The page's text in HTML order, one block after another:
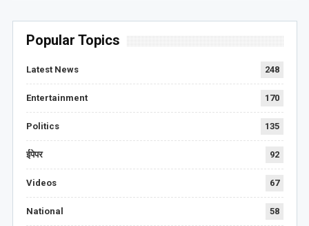
Popular Topics
Latest News 248
Entertainment 170
Politics 135
ईपेपर 92
Videos 67
National 58